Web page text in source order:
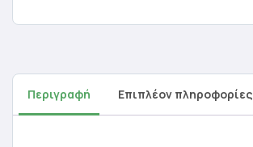
Περιγραφή Επιπλέον πληροφορίες